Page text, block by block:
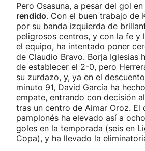
Pero Osasuna, a pesar del gol
rendido. Con el buen trabajo de
por su banda izquierda de
peligrosos centros, y con la fe y
el equipo, ha intentado poner
de Claudio Bravo. Borja Iglesias
de establecer el 2-0, pero
su zurdazo, y, ya en el
minuto 91, David García ha
empate, entrando con decisión
tras un centro de Aimar Oroz. El
pamplonés ha elevado así a
goles en la temporada (seis en
Copa), y ha llevado la